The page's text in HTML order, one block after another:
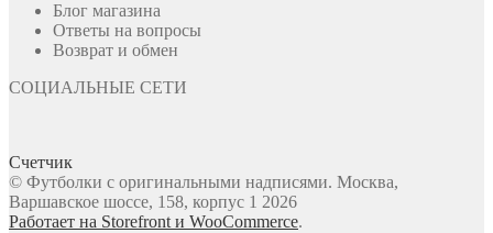
Блог магазина
Ответы на вопросы
Возврат и обмен
СОЦИАЛЬНЫЕ СЕТИ
Счетчик
© Футболки с оригинальными надписями. Москва,
Варшавское шоссе, 158, корпус 1 2026
Работает на Storefront и WooCommerce.